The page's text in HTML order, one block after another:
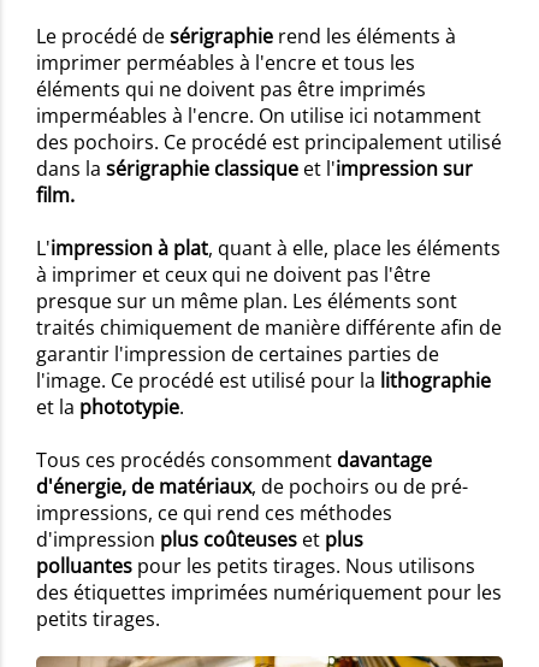
Le procédé desérigraphie rend les éléments à
imprimer perméables à l'encre et tous les
éléments qui ne doivent pas être imprimés
imperméables à l'encre. On utilise ici notamment
des pochoirs. Ce procédé est principalement utilisé
dans la sérigraphie classique et l'impression sur
film.
L'impression à plat, quant à elle, place les éléments
à imprimer et ceux qui ne doivent pas l'être
presque sur un même plan. Les éléments sont
traités chimiquement de manière différente afin de
garantir l'impression de certaines parties de
l'image. Ce procédé est utilisé pour la lithographie
et la phototypie.
Tous ces procédés consomment davantage
d'énergie, de matériaux, de pochoirs ou de pré-
impressions, ce qui rend ces méthodes
d'impression plus coûteuses et plus
polluantes pour les petits tirages. Nous utilisons
des étiquettes imprimées numériquement pour les
petits tirages.